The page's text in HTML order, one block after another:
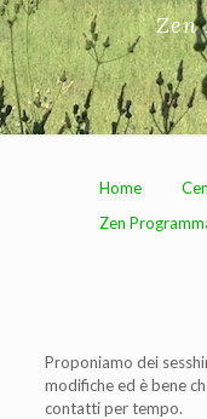
Zen
Home
Zen
Proponiamo dei
modifiche ed è bene
contatti per tempo.